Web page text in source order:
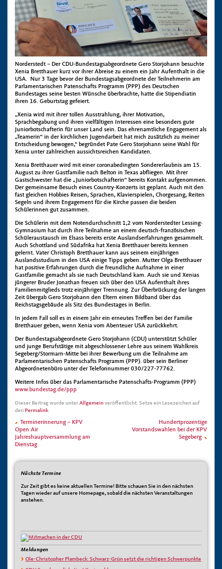
Norderstedt – Der CDU-Bundestagsabgeordnete Gero Storjohann besuchte
Xenia Bretthauer kurz vor ihrer Abreise zu einem ein Jahr Aufenthalt in die
USA. Nur 3 Tage bevor der Bundestagsabgeordnete der Teilnehmerin am
Parlamentarischen Patenschafts Programm (PPP) des Deutschen
Bundestages seine besten Wünsche überbrachte, hatte die Stipendiatin
ihren 16. Geburtstag gefeiert.
„Xenia wird mit ihrer tollen Ausstrahlung, ihrer Motivation,
Sprachbegabung und ihren vielfältigen Interessen eine besonders gute
Juniorbotschafterin für unser Land sein. Das ehrenamtliche Engagement als
„Teamerin“ in der kirchlichen Jugendarbeit hat mich zusätzlich zu meiner
Entscheidung bewogen,“ begründet Pate Gero Storjohann seine Wahl für
Xenia unter zahlreichen aussichtsreichen Kandidaten.
Xenia Bretthauer wird mit einer coronabedingten Sondererlaubnis am 15.
August zu ihrer Gastfamilie nach Belton in Texas abfliegen. Mit ihrer
Gastschwester hat die „Juniorbotschafterin“ bereits Kontakt aufgenommen.
Der gemeinsame Besuch eines Country-Konzerts ist geplant. Auch mit den
fast gleichen Hobbies Reisen, Sprachen, Klavierspielen, Chorgesang, Reiten
Segeln und ihrem Engagement für die Kirche passen die beiden
Schülerinnen gut zusammen.
Die Schülerin mit dem Notendurchschnitt 1,2 vom Norderstedter Lessing-
Gymnasium hat durch ihre Teilnahme an einem deutsch-französischen
Schüleraustausch im Elsass bereits erste Auslandserfahrungen gesammelt.
Auch Schottland und Südafrika hat Xenia Bretthauer bereits kennen
gelernt. Vater Christoph Bretthauer kann aus seinem einjährigen
Auslandsstudium in den USA einige Tipps geben. Mutter Olga Bretthauer
hat positive Erfahrungen durch die freundliche Aufnahme in einer
Gastfamilie gemacht als sie nach Deutschland kam. Auch sie und Xenias
jüngerer Bruder Jonathan freuen sich über den USA Aufenthalt ihres
Familienmitglieds trotz einjähriger Trennung. Zur Überbrückung der langen
Zeit übergab Gero Storjohann den Eltern einen Bildband über das
Reichstagsgebäude als Sitz des Bundestages in Berlin.
In jedem Fall soll es in einem Jahr ein erneutes Treffen bei der Familie
Bretthauer geben, wenn Xenia vom Abenteuer USA zurückkehrt.
Der Bundestagsabgeordnete Gero Storjohann (CDU) unterstützt Schüler
und junge Berufstätige mit abgeschlossener Lehre aus seinem Wahlkreis
Segeberg/Stormarn-Mitte bei ihrer Bewerbung um die Teilnahme am
Parlamentarischen Patenschafts Programm (PPP). über sein Berliner
Abgeordnetenbüro unter der Telefonnummer 030/227-77762.
Weitere Infos über das Parlamentarische Patenschafts-Programm (PPP)
www.bundestag.de/ppp
Dieser Beitrag wurde unterAllgemeinveröffentlicht. Setze ein Lesezeichen auf
den Permalink.
Terminerinnerung – KPV
Open Air
Jahreshauptversammlung am
Dienstag
Hundertprozentige
Vorstandswahlen bei der KPV
Segeberg
Nächste Termine
Zur Zeit gibt es keine aktuellen Termine! Bitte schauen Sie in den nächsten
Tagen wieder auf unsere Homepage, sobald die nächsten Veranstaltungen
anstehen.
Meldungen
Ole-Christopher Plambeck: Schwarz-Grün setzt die richtigen Schwerpunkte